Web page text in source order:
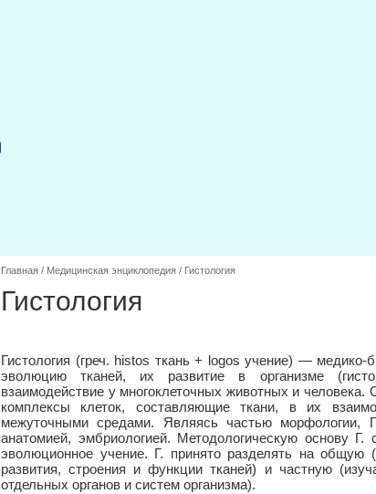
Главная / Медицинская энциклопедия / Гистология
Гистология
Гистология (греч. histos ткань + logos учение) — медико-
эволюцию тканей, их развитие в организме
взаимодействие у многоклеточных животных и
комплексы клеток, составляющие ткани, в их
межуточными средами. Являясь частью морфологии,
анатомией, эмбриологией. Методологическую основу Г.
эволюционное учение. Г. принято разделять на общую
развития, строения и функции тканей) и частную
отдельных органов и систем организма).